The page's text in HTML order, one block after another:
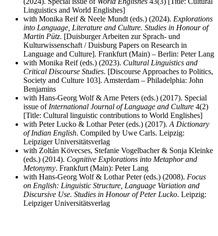
Linguistics and World Englishes]
with Monika Reif & Neele Mundt (eds.) (2024). Explorations
into Language, Literature and Culture. Studies in Honour of
Martin Pütz. [Duisburger Arbeiten zur Sprach- und
Kulturwissenschaft / Duisburg Papers on Research in
Language and Culture]. Frankfurt (Main) – Berlin: Peter Lang
with Monika Reif (eds.) (2023). Cultural Linguistics and
Critical Discourse Studies. [Discourse Approaches to Politics,
Society and Culture 103]. Amsterdam – Philadelphia: John
Benjamins
with Hans-Georg Wolf & Arne Peters (eds.) (2017). Special
issue of International Journal of Language and Culture 4(2)
[Title: Cultural linguistic contributions to World Englishes]
with Peter Lucko & Lothar Peter (eds.) (2017). A Dictionary
of Indian English. Compiled by Uwe Carls. Leipzig:
Leipziger Universitätsverlag
with Zoltán Kövecses, Stefanie Vogelbacher & Sonja Kleinke
(eds.) (2014). Cognitive Explorations into Metaphor and
Metonymy. Frankfurt (Main): Peter Lang
with Hans-Georg Wolf & Lothar Peter (eds.) (2008). Focus
on English: Linguistic Structure, Language Variation and
Discursive Use. Studies in Honour of Peter Lucko. Leipzig:
Leipziger Universitätsverlag